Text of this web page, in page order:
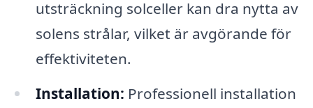
utsträckning solceller kan dra nytta av
solens strålar, vilket är avgörande för
effektiviteten.
Installation: Professionell installation